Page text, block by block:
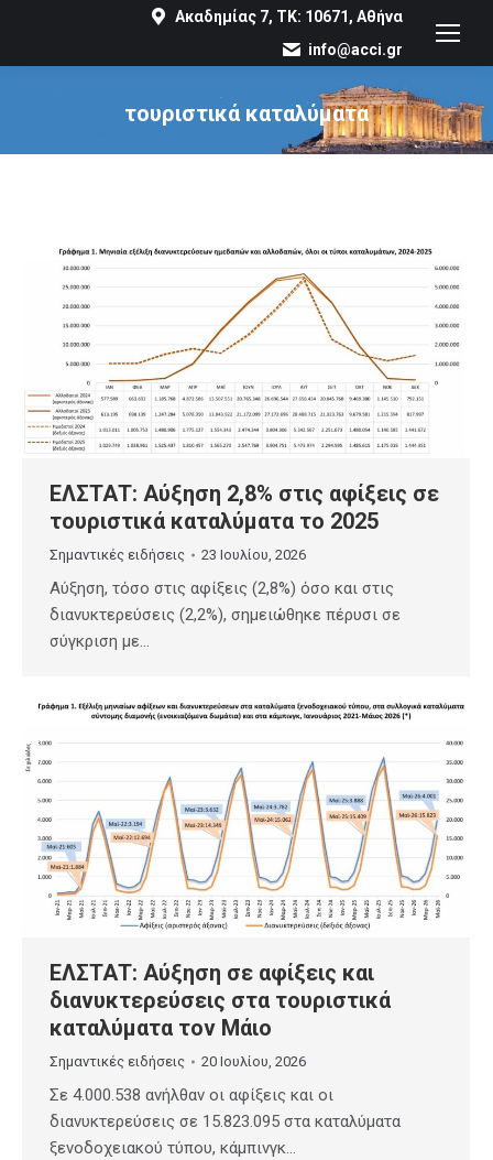
Ακαδημίας 7, ΤΚ: 10671, Αθήνα
info@acci.gr
τουριστικά καταλύματα
You are here:
ΕΛΣΤΑΤ: Αύξηση 2,8% στις αφίξεις σε
τουριστικά καταλύματα το 2025
Σημαντικές ειδήσεις 23 Ιουλίου, 2026
Αύξηση, τόσο στις αφίξεις (2,8%) όσο και στις
διανυκτερεύσεις (2,2%), σημειώθηκε πέρυσι σε
σύγκριση με…
ΕΛΣΤΑΤ: Αύξηση σε αφίξεις και
διανυκτερεύσεις στα τουριστικά
καταλύματα τον Μάιο
Σημαντικές ειδήσεις 20 Ιουλίου, 2026
Σε 4.000.538 ανήλθαν οι αφίξεις και οι
διανυκτερεύσεις σε 15.823.095 στα καταλύματα
ξενοδοχειακού τύπου, κάμπινγκ…